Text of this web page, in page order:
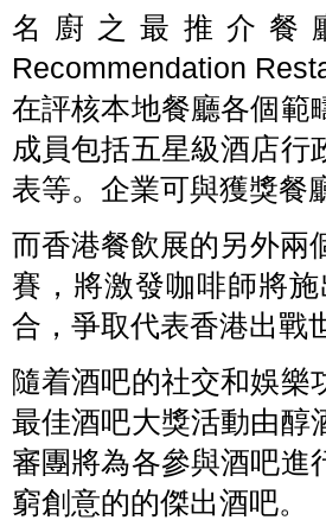
名廚之最推介餐廳
Recommendation
在評核本地餐廳各個範
成員包括五星級酒店行
表等。企業可與獲獎餐
而香港餐飲展的另外兩
賽，將激發咖啡師將
合，爭取代表香港出戰
隨着酒吧的社交和娛樂
最佳酒吧大獎活動由醇
審團將為各參與酒吧進
窮創意的的傑出酒吧。